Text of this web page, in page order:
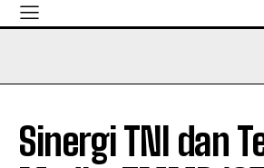
Sinergi TNI dan